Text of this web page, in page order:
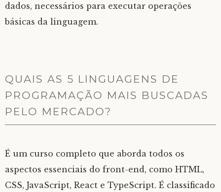
dados, necessários para executar operações
básicas da linguagem.
QUAIS AS 5 LINGUAGENS DE
PROGRAMAÇÃO MAIS BUSCADAS
PELO MERCADO?
É um curso completo que aborda todos os
aspectos essenciais do front-end, como HTML,
CSS, JavaScript, React e TypeScript. É classificado